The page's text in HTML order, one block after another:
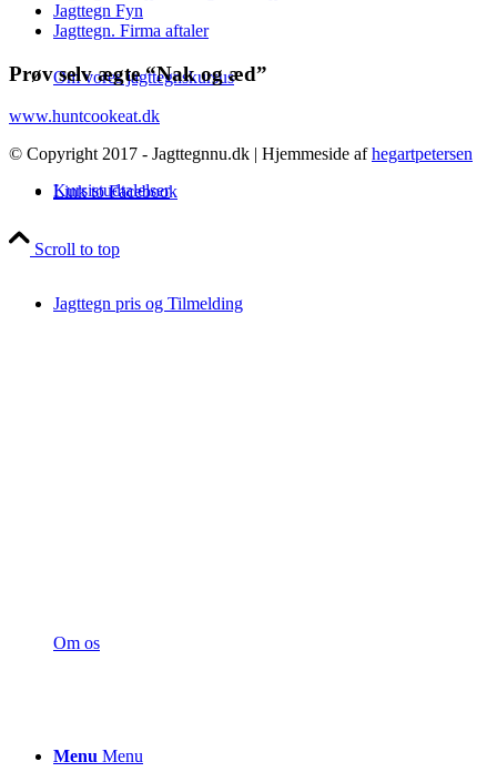
Om vores jagttegnskursus
Kursistudtalelser
Jagttegn pris og Tilmelding
Om os
Menu Menu
Jagttegn Fyn
Jagttegn. Firma aftaler
Prøv selv ægte “Nak og æd”
www.huntcookeat.dk
© Copyright 2017 - Jagttegnnu.dk | Hjemmeside afhegartpetersen
Link to Facebook
Scroll to top